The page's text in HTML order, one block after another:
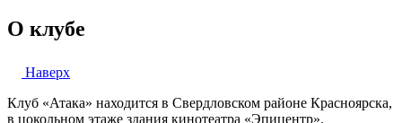
О клубе
Наверх
Клуб «Атака» находится в Свердловском районе Красноярска,
в цокольном этаже здания кинотеатра «Эпицентр».